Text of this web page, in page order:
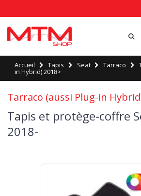
Accueil Tapis Seat Tarraco
in Hybrid) 2018>
Tarraco (aussi Plug-in
Tapis et protège-coffre
2018-